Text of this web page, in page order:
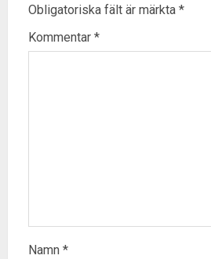
Obligatoriska fält är märkta *
Kommentar *
Namn *